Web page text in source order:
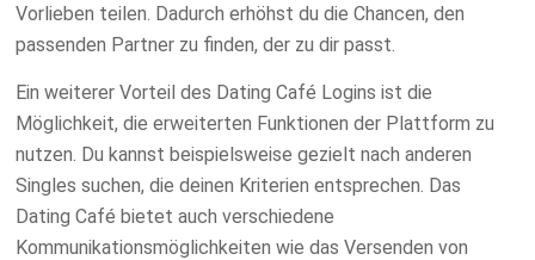
Vorlieben teilen. Dadurch erhöhst du die Chancen, den
passenden Partner zu finden, der zu dir passt.
Ein weiterer Vorteil des Dating Café Logins ist die
Möglichkeit, die erweiterten Funktionen der Plattform zu
nutzen. Du kannst beispielsweise gezielt nach anderen
Singles suchen, die deinen Kriterien entsprechen. Das
Dating Café bietet auch verschiedene
Kommunikationsmöglichkeiten wie das Versenden von